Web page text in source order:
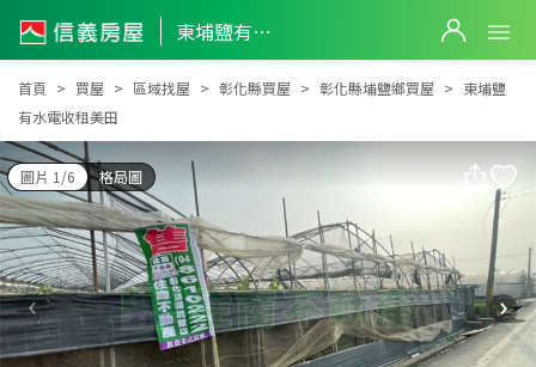
東埔鹽有水電收租美田
東埔鹽有水電收租美田
首頁 買屋 區域找屋 彰化縣買屋 彰化縣埔鹽鄉買屋
東埔鹽
有水電收租美田
圖片 1/6 格局圖